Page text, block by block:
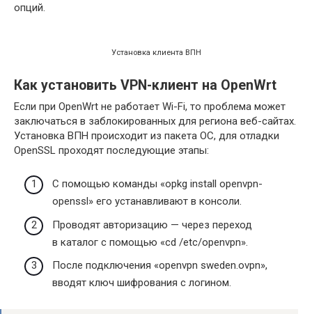
опций.
Установка клиента ВПН
Как установить VPN-клиент на OpenWrt
Если при OpenWrt не работает Wi-Fi, то проблема может
заключаться в заблокированных для региона веб-сайтах.
Установка ВПН происходит из пакета ОС, для отладки
OpenSSL проходят последующие этапы:
С помощью команды «opkg install openvpn-
openssl» его устанавливают в консоли.
Проводят авторизацию — через переход
в каталог с помощью «cd /etc/openvpn».
После подключения «openvpn sweden.ovpn»,
вводят ключ шифрования с логином.